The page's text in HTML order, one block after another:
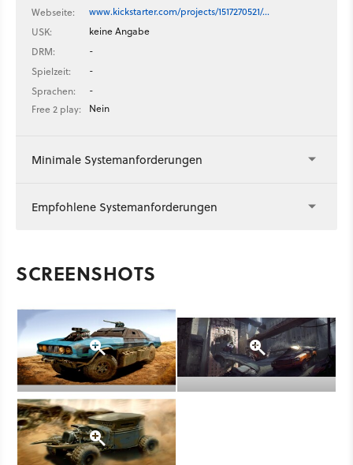
Webseite:
www.kickstarter.com/projects/1517270521/…
USK:
keine Angabe
DRM:
-
Spielzeit:
-
Sprachen:
-
Free 2 play:
Nein
Minimale Systemanforderungen
Empfohlene Systemanforderungen
SCREENSHOTS